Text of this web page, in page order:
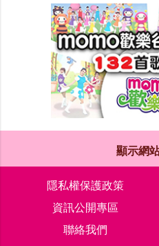
顯示網
隱私權保護政策
資訊公開專區
聯絡我們